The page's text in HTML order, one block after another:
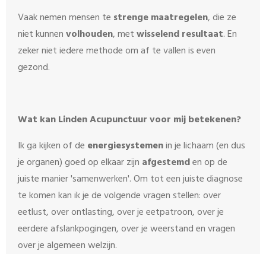
Vaak nemen mensen te strenge maatregelen, die ze
niet kunnenvolhouden, metwisselend resultaat. En
zeker niet iedere methode om af te vallen is even
gezond.
Wat kan Linden Acupunctuur voor mij betekenen?
Ik ga kijken of de energiesystemenin je lichaam (en dus
je organen) goed op elkaar zijn afgestemden op de
juiste manier 'samenwerken'. Om tot een juiste diagnose
te komen kan ik je de volgende vragen stellen: over
eetlust, over ontlasting, over je eetpatroon, over je
eerdere afslankpogingen, over je weerstand en vragen
over je algemeen welzijn.